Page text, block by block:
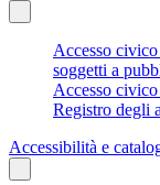
Accesso
soggetti a
Accesso
Registro degli
Accessibilità e